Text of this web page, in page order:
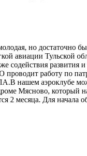
но достаточно
авиации Тульской
содействия развития
работу по
нашем аэроклубе
Мясново, который
2 месяца. Для начала